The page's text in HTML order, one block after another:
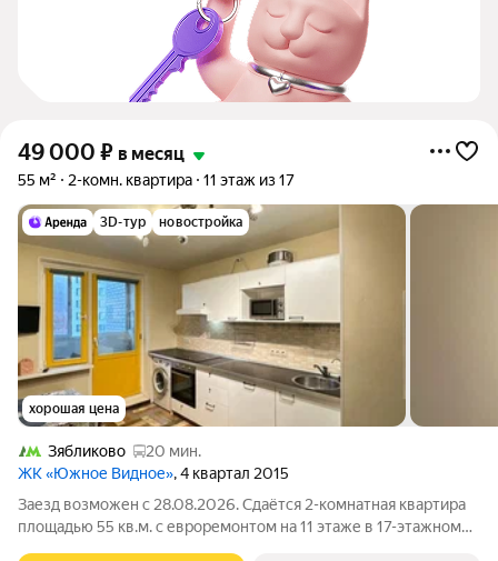
49 000 ₽ в месяц
55 м² 2-комн. квартира 11 этаж из 17
3D-тур новостройка
хорошая цена
Зябликово
20 мин.
ЖК «Южное Видное», 4 квартал 2015
Заезд возможен с 28.08.2026. Сдаётся 2-комнатная квартира
площадью 55 кв.м. с евроремонтом на 11 этаже в 17-этажном